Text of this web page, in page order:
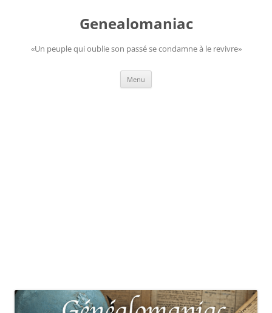
Genealomaniac
«Un peuple qui oublie son passé se condamne à le revivre»
Menu